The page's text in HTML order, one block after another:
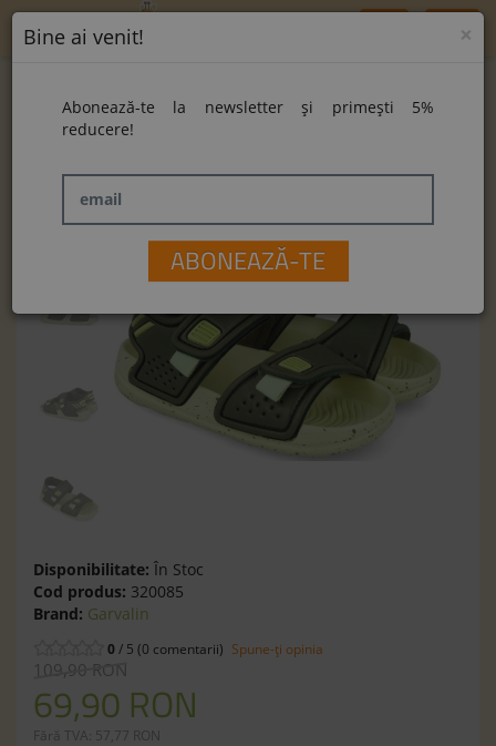
Home Sandale Garvalin 262705-B801 Mat Kaky
Sandale Garvalin 262705-B801 Mat Kaky
Disponibilitate: În Stoc
Cod produs: 320085
Brand: Garvalin
0/ 5 (0 comentarii) Spune-ţi opinia
109,90 RON
69,90 RON
Fără TVA: 57,77 RON
×
Bine ai venit!
Abonează-te la newsletter și primești 5%
reducere!
email
ABONEAZĂ-TE